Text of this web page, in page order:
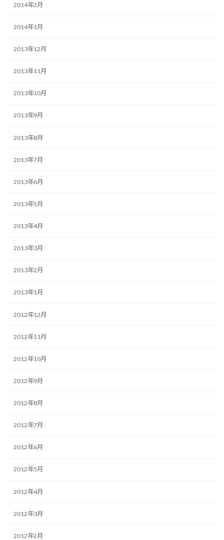
2014年2月
2014年1月
2013年12月
2013年11月
2013年10月
2013年9月
2013年8月
2013年7月
2013年6月
2013年5月
2013年4月
2013年3月
2013年2月
2013年1月
2012年12月
2012年11月
2012年10月
2012年9月
2012年8月
2012年7月
2012年6月
2012年5月
2012年4月
2012年3月
2012年2月